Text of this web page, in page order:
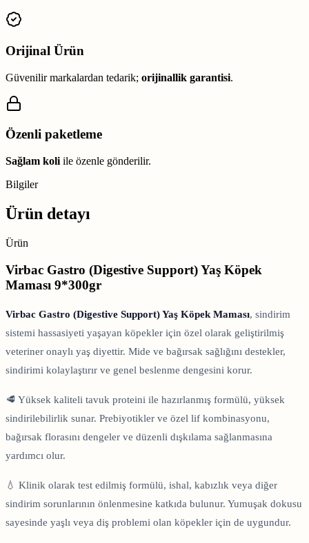
Orijinal Ürün
Güvenilir markalardan tedarik; orijinallik garantisi.
Özenli paketleme
Sağlam koli ile özenle gönderilir.
Bilgiler
Ürün detayı
Ürün
Virbac Gastro (Digestive Support) Yaş Köpek
Maması 9*300gr
Virbac Gastro (Digestive Support) Yaş Köpek Maması, sindirim
sistemi hassasiyeti yaşayan köpekler için özel olarak geliştirilmiş
veteriner onaylı yaş diyettir. Mide ve bağırsak sağlığını destekler,
sindirimi kolaylaştırır ve genel beslenme dengesini korur.
🥩 Yüksek kaliteli tavuk proteini ile hazırlanmış formülü, yüksek
sindirilebilirlik sunar. Prebiyotikler ve özel lif kombinasyonu,
bağırsak florasını dengeler ve düzenli dışkılama sağlanmasına
yardımcı olur.
💧 Klinik olarak test edilmiş formülü, ishal, kabızlık veya diğer
sindirim sorunlarının önlenmesine katkıda bulunur. Yumuşak dokusu
sayesinde yaşlı veya diş problemi olan köpekler için de uygundur.